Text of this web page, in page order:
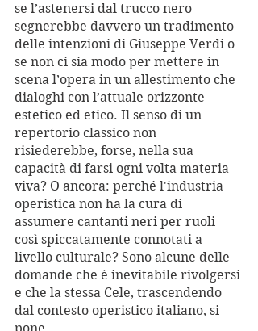
se l’astenersi dal trucco nero
segnerebbe davvero un tradimento
delle intenzioni di Giuseppe Verdi o
se non ci sia modo per mettere in
scena l’opera in un allestimento che
dialoghi con l’attuale orizzonte
estetico ed etico. Il senso di un
repertorio classico non
risiederebbe, forse, nella sua
capacità di farsi ogni volta materia
viva? O ancora: perché l'industria
operistica non ha la cura di
assumere cantanti neri per ruoli
così spiccatamente connotati a
livello culturale? Sono alcune delle
domande che è inevitabile rivolgersi
e che la stessa Cele, trascendendo
dal contesto operistico italiano, si